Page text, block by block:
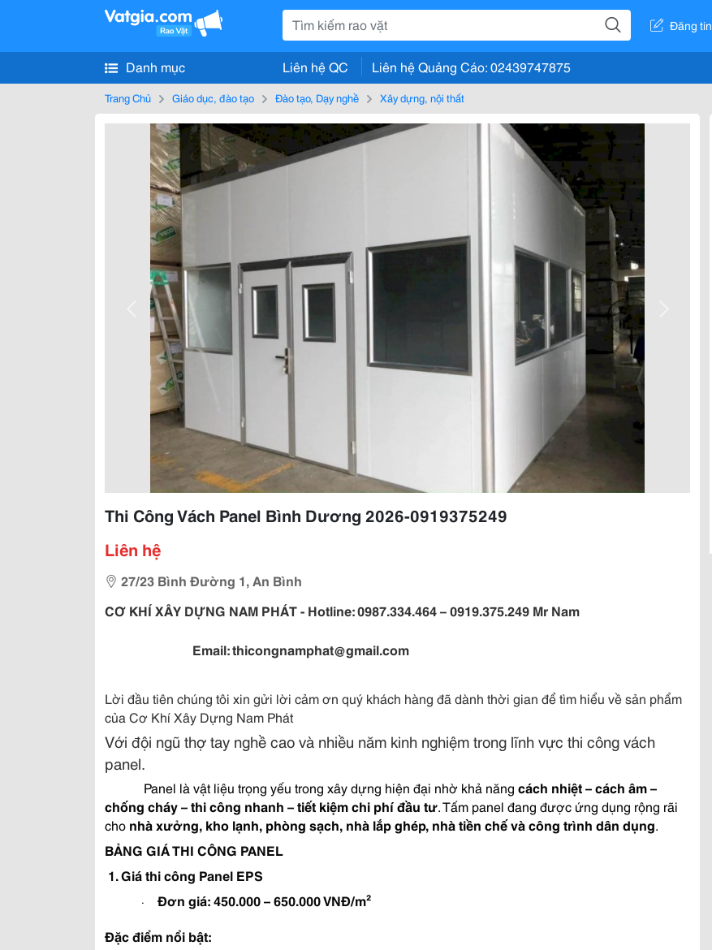
Đăng tin
Danh mục Liên hệ QC Liên hệ Quảng Cáo: 02439747875
Trang Chủ Giáo dục, đào tạo Đào tạo, Dạy nghề Xây dựng, nội thất
Thi Công Vách Panel Bình Dương 2026-0919375249
Liên hệ
27/23 Bình Đường 1, An Bình
CƠ KHÍ XÂY DỰNG NAM PHÁT - Hotline: 0987.334.464 – 0919.375.249 Mr Nam
Email: thicongnamphat@gmail.com
Lời đầu tiên chúng tôi xin gửi lời cảm ơn quý khách hàng đã dành thời gian để tìm hiểu về sản phẩm
của Cơ Khí Xây Dựng Nam Phát
Với đội ngũ thợ tay nghề cao và nhiều năm kinh nghiệm trong lĩnh vực thi công vách
panel.
Panel là vật liệu trọng yếu trong xây dựng hiện đại nhờ khả năng cách nhiệt – cách âm –
chống cháy – thi công nhanh – tiết kiệm chi phí đầu tư. Tấm panel đang được ứng dụng rộng rãi
cho nhà xưởng, kho lạnh, phòng sạch, nhà lắp ghép, nhà tiền chế và công trình dân dụng.
BẢNG GIÁ THI CÔNG PANEL
1. Giá thi công Panel EPS
· Đơn giá:450.000 – 650.000 VNĐ/m²
Đặc điểm nổi bật: